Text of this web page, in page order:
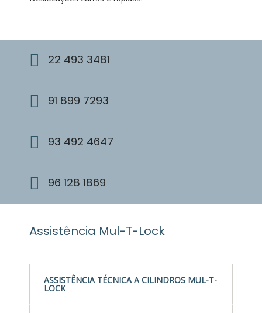
22 493 3481
91 899 7293
93 492 4647
96 128 1869
Assistência Mul-T-Lock
ASSISTÊNCIA TÉCNICA A CILINDROS MUL-T-
LOCK